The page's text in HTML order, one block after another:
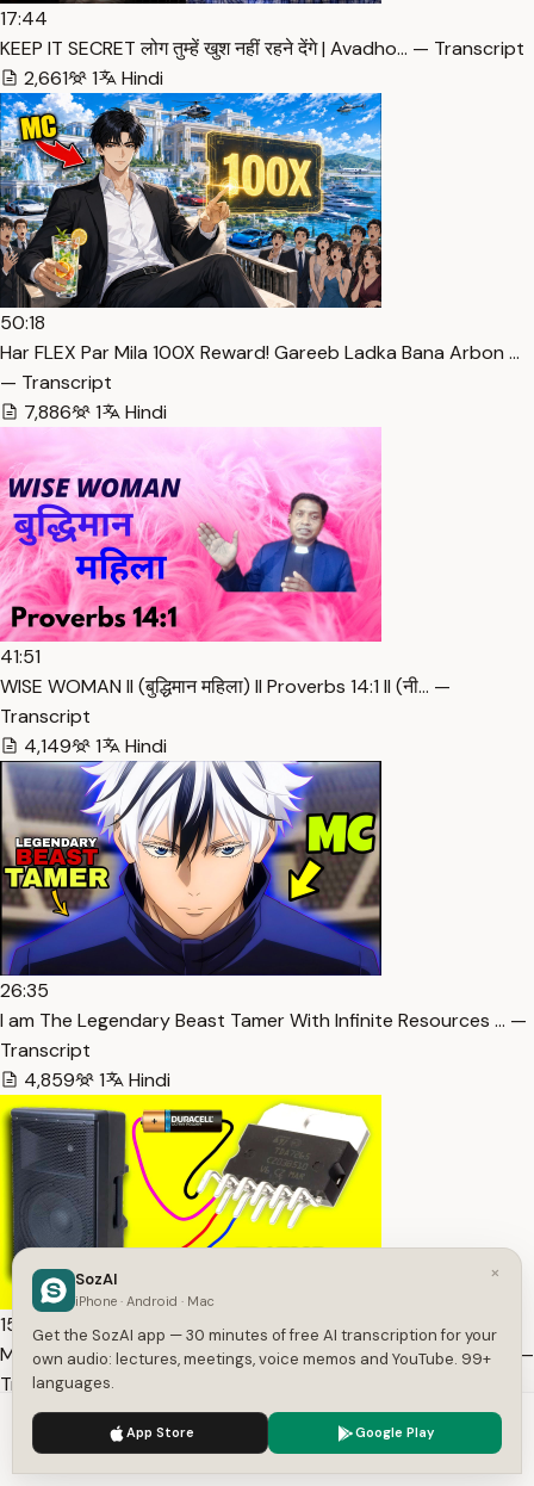
17:44
KEEP IT SECRET लोग तुम्हें खुश नहीं रहने देंगे | Avadho… — Transcript
2,661
1 Hindi
50:18
Har FLEX Par Mila 100X Reward! Gareeb Ladka Bana Arbon …
— Transcript
7,886
1 Hindi
41:51
WISE WOMAN ll (बुद्धिमान महिला) ll Proverbs 14:1 ll (नी… —
Transcript
4,149
1 Hindi
26:35
I am The Legendary Beast Tamer With Infinite Resources … —
Transcript
4,859
1 Hindi
15:13
Make a TDA7265 Bridge Amplifier Without PCB At Home || … —
Transcript
970
1 Hindi
We use cookies to enhance your experience.
×
SozAI
iPhone · Android · Mac
Get the SozAI app — 30 minutes of free AI transcription for your
own audio: lectures, meetings, voice memos and YouTube. 99+
languages.
App Store Google Play